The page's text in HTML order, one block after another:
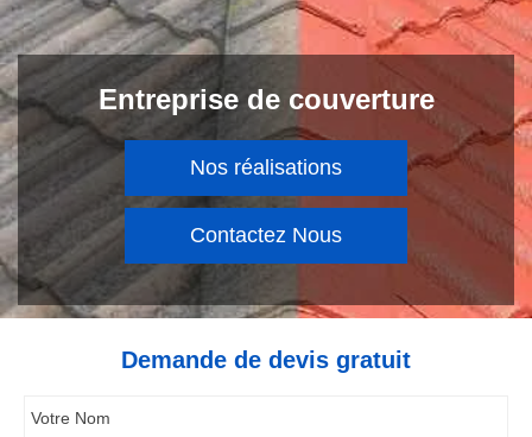
Entreprise de couverture
Nos réalisations
Contactez Nous
Demande de devis gratuit